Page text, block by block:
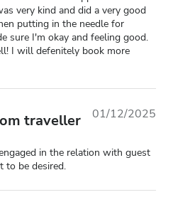
very kind and did a very good
putting in the needle for
sure I'm okay and feeling good.
I will defenitely book more
traveller 01/12/2025
in the relation with guest
to be desired.